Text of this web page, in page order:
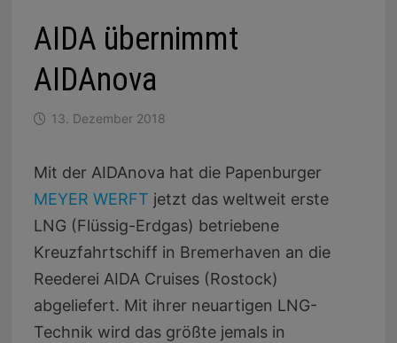
AIDA übernimmt
AIDAnova
13. Dezember 2018
Mit der AIDAnova hat die Papenburger
MEYER WERFT jetzt das weltweit erste
LNG (Flüssig-Erdgas) betriebene
Kreuzfahrtschiff in Bremerhaven an die
Reederei AIDA Cruises (Rostock)
abgeliefert. Mit ihrer neuartigen LNG-
Technik wird das größte jemals in